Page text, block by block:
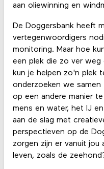
aan oliewinning en
De Doggersbank heeft
vertegenwoordigers
monitoring. Maar hoe
een plek die zo ver weg
kun je helpen zo'n plek
onderzoeken we
op een andere manier
mens en water, het IJ
aan de slag met
perspectieven op de
zorgen zijn er vanuit jou
leven, zoals de